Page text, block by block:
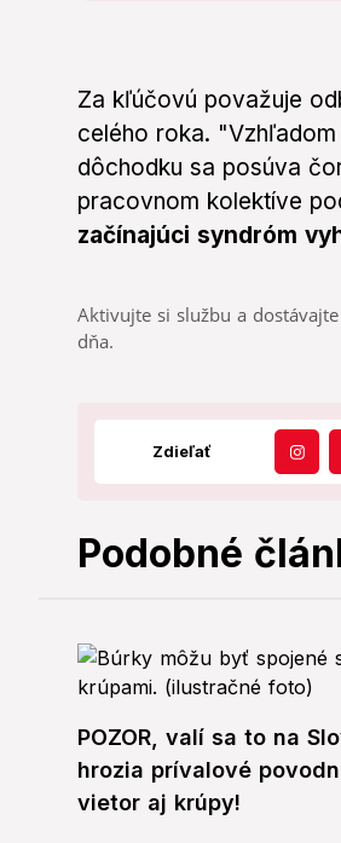
Za kľúčovú považuje
celého roka.
dôchodku sa posúva
pracovnom kolektíve
začínajúci syndróm
Aktivujte si službu a
dňa.
Zdieľať
Podobné
POZOR, valí sa to na
hrozia prívalové
vietor aj krúpy!